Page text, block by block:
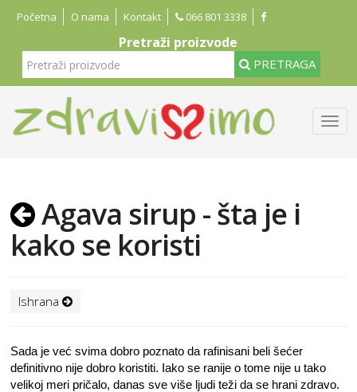
Početna O nama Kontakt 066 801 3338
Pretraži proizvode
PRETRAGA
Agava sirup - šta je i
kako se koristi
Ishrana
Sada je već svima dobro poznato da rafinisani beli šećer
definitivno nije dobro koristiti. Iako se ranije o tome nije u tako
velikoj meri pričalo, danas sve više ljudi teži da se hrani zdravo.